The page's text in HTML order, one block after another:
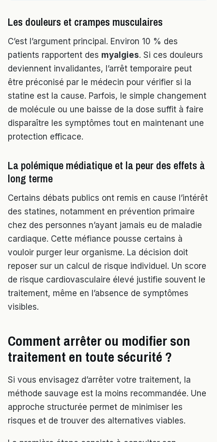
Les douleurs et crampes musculaires
C’est l’argument principal. Environ 10 % des
patients rapportent des myalgies. Si ces douleurs
deviennent invalidantes, l’arrêt temporaire peut
être préconisé par le médecin pour vérifier si la
statine est la cause. Parfois, le simple changement
de molécule ou une baisse de la dose suffit à faire
disparaître les symptômes tout en maintenant une
protection efficace.
La polémique médiatique et la peur des effets à
long terme
Certains débats publics ont remis en cause l’intérêt
des statines, notamment en prévention primaire
chez des personnes n’ayant jamais eu de maladie
cardiaque. Cette méfiance pousse certains à
vouloir purger leur organisme. La décision doit
reposer sur un calcul de risque individuel. Un score
de risque cardiovasculaire élevé justifie souvent le
traitement, même en l’absence de symptômes
visibles.
Comment arrêter ou modifier son
traitement en toute sécurité ?
Si vous envisagez d’arrêter votre traitement, la
méthode sauvage est la moins recommandée. Une
approche structurée permet de minimiser les
risques et de trouver des alternatives viables.